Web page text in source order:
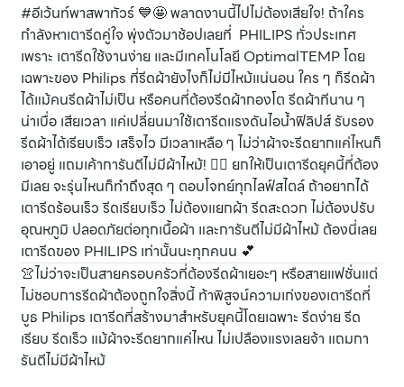
#อีเว้นท์พาสพาทัวร์ 💙🤩 พลาดงานนี้ไปไม่ต้องเสียใจ! ถ้าใคร
กำลังหาเตารีดคู่ใจ พุ่งตัวมาช้อปเลยที่ PHILIPS ทั่วประเทศ
เพราะ เตารีดใช้งานง่าย และมีเทคโนโลยี OptimalTEMP โดย
เฉพาะของ Philips ที่รีดผ้ายังไงก็ไม่มีไหม้แน่นอน ใคร ๆ ก็รีดผ้า
ได้แม้คนรีดผ้าไม่เป็น หรือคนที่ต้องรีดผ้ากองโต รีดผ้าทีนาน ๆ
น่าเบื่อ เสียเวลา แค่เปลี่ยนมาใช้เตารีดแรงดันไอน้ำฟิลิปส์ รับรอง
รีดผ้าได้เรียบเร็ว เสร็จไว มีเวลาเหลือ ๆ ไม่ว่าผ้าจะรีดยากแค่ไหนก็
เอาอยู่ แถมเค้าการันตีไม่มีผ้าไหม้! 👍🏼 ยกให้เป็นเตารีดยุคนี้ที่ต้อง
มีเลย จะรุ่นไหนก็ทำถึงสุด ๆ ตอบโจทย์ทุกไลฟ์สไตล์ ถ้าอยากได้
เตารีดร้อนเร็ว รีดเรียบเร็ว ไม่ต้องแยกผ้า รีดสะดวก ไม่ต้องปรับ
อุณหภูมิ ปลอดภัยต่อทุกเนื้อผ้า และการันตีไม่มีผ้าไหม้ ต้องนี่เลย
เตารีดของ PHILIPS เท่านั้นนะทุกคนน 💕
👚ไม่ว่าจะเป็นสายครอบครัวที่ต้องรีดผ้าเยอะๆ หรือสายแฟชั่นแต่
ไม่ชอบการรีดผ้าต้องถูกใจสิ่งนี้ ท้าพิสูจน์ความเก่งของเตารีดที่
บูธ Philips เตารีดที่สร้างมาสำหรับยุคนี้โดยเฉพาะ รีดง่าย รีด
เรียบ รีดเร็ว แม้ผ้าจะรีดยากแค่ไหน ไม่เปลืองแรงเลยจ้า แถมกา
รันตีไม่มีผ้าไหม้